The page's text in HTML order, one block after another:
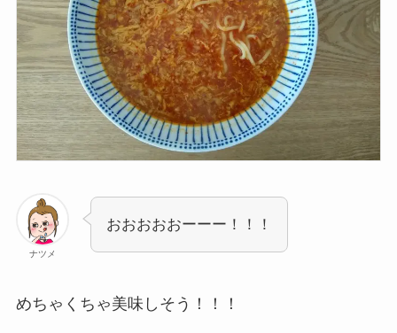
ナツメ
おおおおおーーー！！！
めちゃくちゃ美味しそう！！！